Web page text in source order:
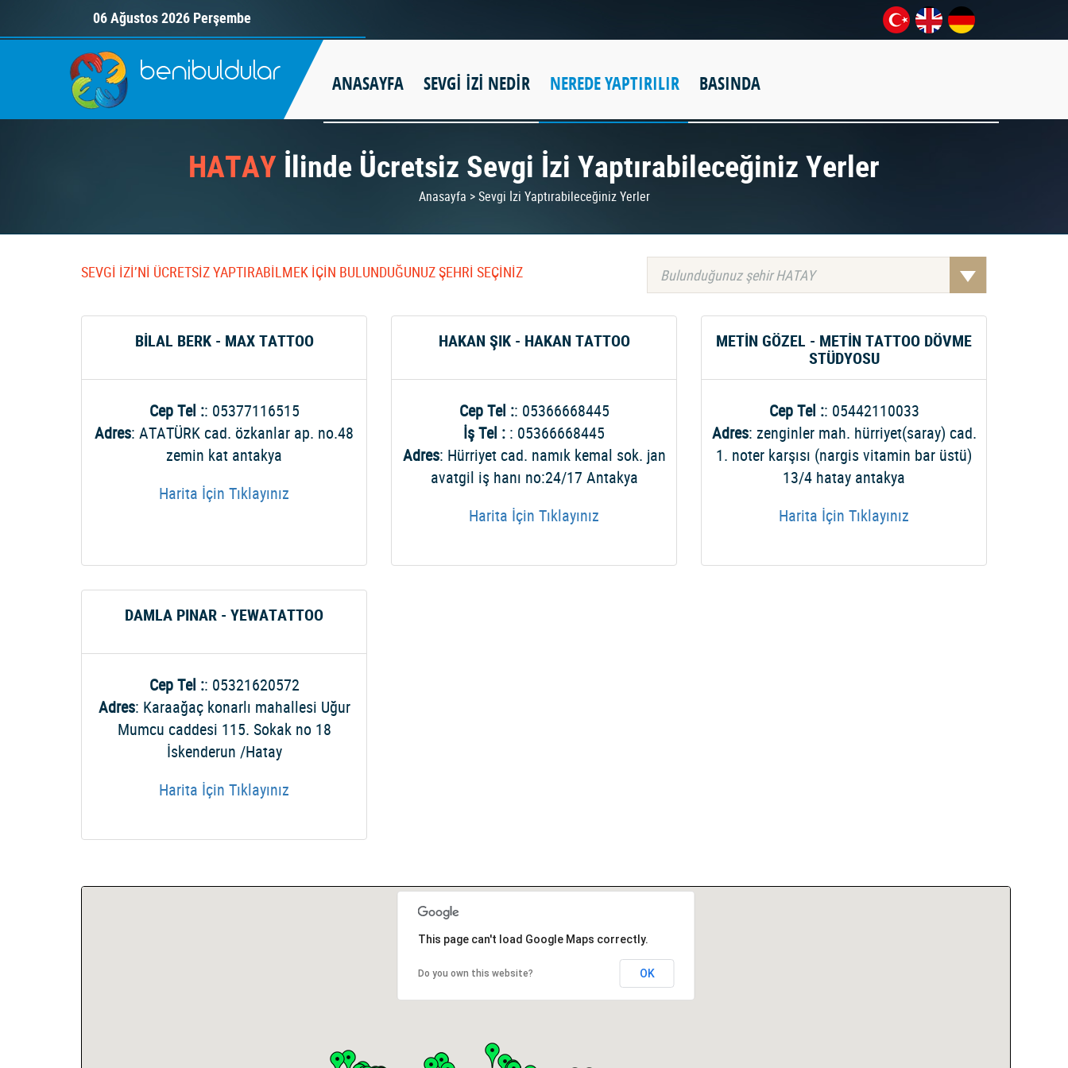
06 Ağustos 2026 Perşembe
ANASAYFA SEVGİ İZİ NEDİR NEREDE YAPTIRILIR BASINDA
HATAY İlinde Ücretsiz Sevgi İzi Yaptırabileceğiniz Yerler
Anasayfa > Sevgi İzi Yaptırabileceğiniz Yerler
SEVGİ İZİ’Nİ ÜCRETSİZ YAPTIRABİLMEK İÇİN BULUNDUĞUNUZ ŞEHRİ SEÇİNİZ Bulunduğunuz şehir HATAY
BİLAL BERK - MAX TATTOO
Cep Tel :: 05377116515
Adres: ATATÜRK cad. özkanlar ap. no.48
zemin kat antakya
Harita İçin Tıklayınız
HAKAN ŞIK - HAKAN TATTOO
Cep Tel :: 05366668445
İş Tel : : 05366668445
Adres: Hürriyet cad. namık kemal sok. jan
avatgil iş hanı no:24/17 Antakya
Harita İçin Tıklayınız
METİN GÖZEL - METİN TATTOO DÖVME
STÜDYOSU
Cep Tel :: 05442110033
Adres: zenginler mah. hürriyet(saray) cad.
1. noter karşısı (nargis vitamin bar üstü)
13/4 hatay antakya
Harita İçin Tıklayınız
DAMLA PINAR - YEWATATTOO
Cep Tel :: 05321620572
Adres: Karaağaç konarlı mahallesi Uğur
Mumcu caddesi 115. Sokak no 18
İskenderun /Hatay
Harita İçin Tıklayınız
This page can't load Google Maps correctly.
Do you own this website? OK